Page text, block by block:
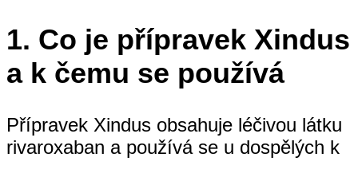
1. Co je přípravek Xindus
a k čemu se používá
Přípravek Xindus obsahuje léčivou látku
rivaroxaban a používá se u dospělých k